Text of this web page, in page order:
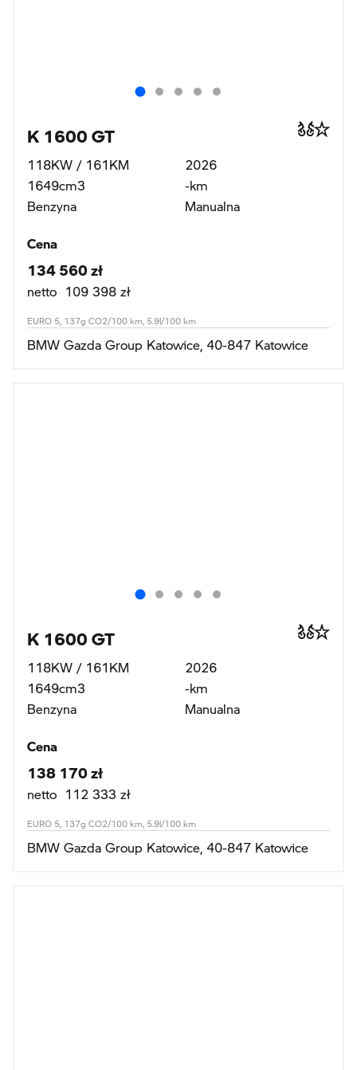
K 1600 GT
118KW / 161KM
1649cm3
Benzyna
2026
-km
Manualna
Cena
134 560 zł
netto 109 398 zł
EURO 5, 137g CO2/100 km, 5.9l/100 km
BMW Gazda Group Katowice, 40-847 Katowice
K 1600 GT
118KW / 161KM
1649cm3
Benzyna
2026
-km
Manualna
Cena
138 170 zł
netto 112 333 zł
EURO 5, 137g CO2/100 km, 5.9l/100 km
BMW Gazda Group Katowice, 40-847 Katowice